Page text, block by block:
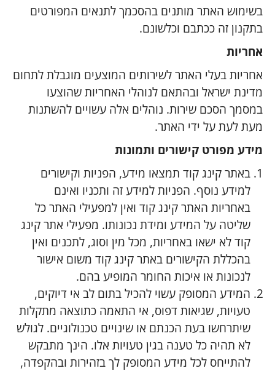
בשימוש האתר מותנים בהסכמך לתנאים המפורטים
בתקנון זה ככתבם וכלשונם.
אחריות
אחריות בעלי האתר לשירותים המוצעים מוגבלת לתחום
מדינת ישראל ובהתאם לנוהלי האחריות שהוצעו
במסמך הסכם שירות. נוהלים אלה עשויים להשתנות
מעת לעת על ידי האתר.
מידע מפורט קישורים ותמונות
באתר קינג קוד תמצאו מידע, הפניות וקישורים
למידע נוסף. הפניות למידע זה ותכניו ואינם
באחריות האתר קינג קוד ואין למפעילי האתר כל
שליטה על המידע ומידת נכונותו. מפעילי אתר קינג
קוד לא ישאו באחריות, מכל מין וסוג, לתכנים ואין
בהכללת הקישורים באתר קינג קוד משום אישור
לנכונות או איכות החומר המופיע בהם.
המידע המסופק עשוי להכיל בתום לב אי דיוקים,
טעויות, שגיאות דפוס, אי התאמה כתוצאה מתקלות
שיתרחשו בעת הכנתם או שינויים טכנולוגיים. לגולש
לא תהיה כל טענה בגין טעויות אלו. הינך מתבקש
להתייחס לכל מידע המסופק לך בזהירות ובהקפדה,